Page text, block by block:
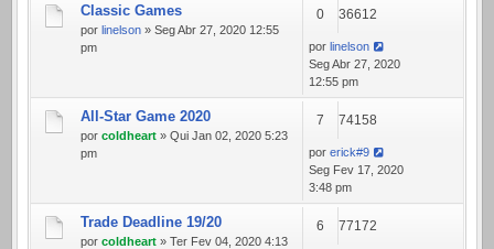
Classic Games
por linelson » Seg Abr 27, 2020 12:55
pm
0 36612
por linelson
Seg Abr 27, 2020
12:55 pm
All-Star Game 2020
por coldheart » Qui Jan 02, 2020 5:23
pm
7 74158
por erick#9
Seg Fev 17, 2020
3:48 pm
Trade Deadline 19/20
por coldheart » Ter Fev 04, 2020 4:13
6 77172